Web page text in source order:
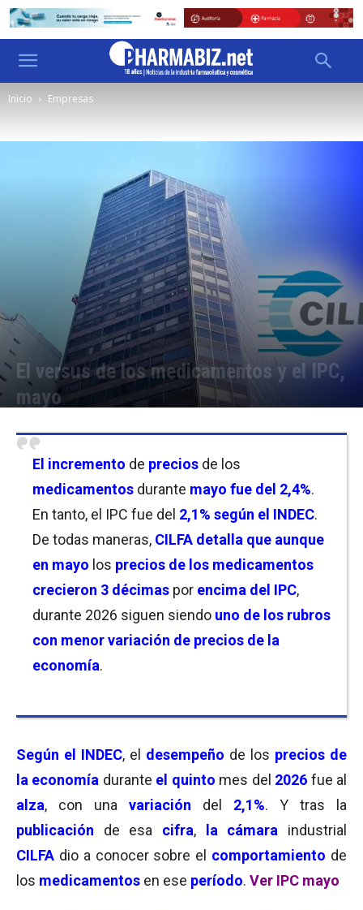
Inicio Empresas
El versus de los medicamentos y el IPC,
mayo
El incremento de precios de los
medicamentos durante mayo fue del 2,4%.
En tanto, el IPC fue del 2,1% según el INDEC.
De todas maneras, CILFA detalla que aunque
en mayo los precios de los medicamentos
crecieron 3 décimas por encima del IPC,
durante 2026 siguen siendo uno de los rubros
con menor variación de precios de la
economía.
Según el INDEC, el desempeño de los precios de
la economía durante el quinto mes del 2026 fue al
alza, con una variación del 2,1%. Y tras la
publicación
de esa cifra, la cámara industrial
CILFA dio a conocer sobre el comportamiento de
los medicamentos en ese período. Ver IPC mayo